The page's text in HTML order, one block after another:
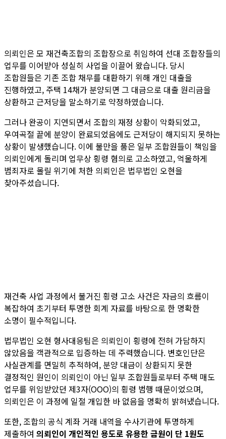
의뢰인은 모 재건축조합의 조합장으로 취임하여 선대 조합장들의
업무를 이어받아 성실히 사업을 이끌어 왔습니다. 당시
조합원들은 기존 조합 채무를 대환하기 위해 개인 대출을
진행하였고, 주택 14채가 분양되면 그 대금으로 대출 원리금을
상환하고 근저당을 말소하기로 약정하였습니다.
그러나 완공이 지연되면서 조합의 재정 상황이 악화되었고,
우여곡절 끝에 분양이 완료되었음에도 근저당이 해지되지 못하는
상황이 발생했습니다. 이에 불만을 품은 일부 조합원들이 책임을
의뢰인에게 돌리며 업무상 횡령 혐의로 고소하였고, 억울하게
범죄자로 몰릴 위기에 처한 의뢰인은 법무법인 오현을
찾아주셨습니다.
재건축 사업 과정에서 불거진 횡령 고소 사건은 자금의 흐름이
복잡하여 초기부터 투명한 회계 자료를 바탕으로 한 명확한
소명이 필수적입니다.
법무법인 오현 형사대응팀은 의뢰인이 횡령에 전혀 가담하지
않았음을 객관적으로 입증하는 데 주력했습니다. 변호인단은
사실관계를 면밀히 추적하여, 분양 대금이 상환되지 못한
결정적인 원인이 의뢰인이 아닌 일부 조합원들로부터 주택 매도
업무를 위임받았던 제3자(OOO)의 횡령 범행 때문이었으며,
의뢰인은 이 과정에 일절 개입한 바 없음을 명확히 밝혀냈습니다.
또한, 조합의 공식 계좌 거래 내역을 수사기관에 투명하게
제출하여 의뢰인이 개인적인 용도로 유용한 금원이 단 1원도